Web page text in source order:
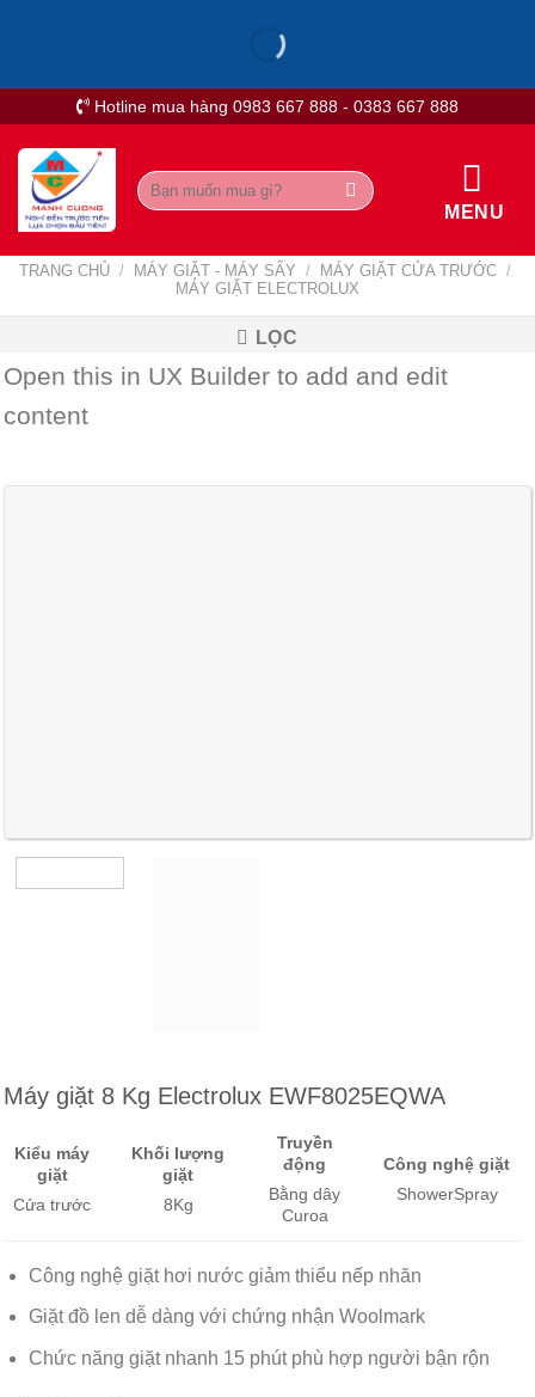
Hotline mua hàng 0983 667 888 - 0383 667 888
Tìm
kiếm:
MENU
TRANG CHỦ / MÁY GIẶT - MÁY SẤY / MÁY GIẶT CỬA TRƯỚC /
MÁY GIẶT ELECTROLUX
LỌC
Open this in UX Builder to add and edit
content
Máy giặt 8 Kg Electrolux EWF8025EQWA
Kiểu máy
giặt
Cửa trước
Khối lượng
giặt
8Kg
Truyền
động
Bằng dây
Curoa
Công nghệ giặt
ShowerSpray
Công nghệ giặt hơi nước giảm thiểu nếp nhăn
Giặt đồ len dễ dàng với chứng nhận Woolmark
Chức năng giặt nhanh 15 phút phù hợp người bận rộn